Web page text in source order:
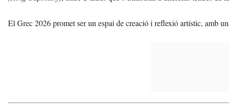
El Grec 2026 promet ser un espai de creació i reflexió artístic, amb